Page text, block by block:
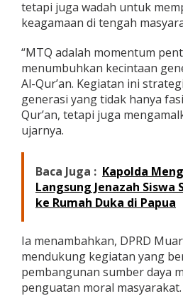
i
n
k
a
t
P
r
o
v
i
tetapi juga wadah untuk
keagamaan di tengah
“MTQ adalah momentum
menumbuhkan kecintaan
Al-Qur’an. Kegiatan ini
generasi yang tidak hanya
Qur’an, tetapi juga
ujarnya.
Baca Juga : Kapolda
Langsung Jenazah Siswa
ke Rumah Duka di Papua
Ia menambahkan, DPRD
mendukung kegiatan yang
pembangunan sumber daya
penguatan moral masyarakat.